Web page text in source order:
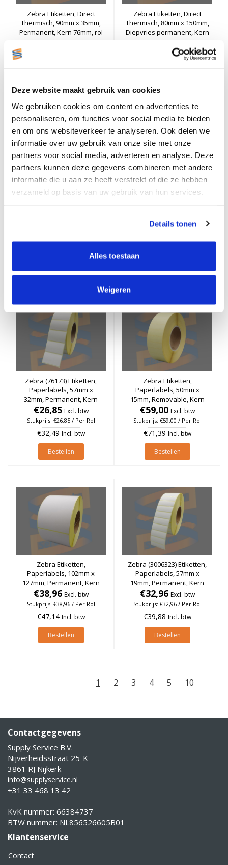
Deze website maakt gebruik van cookies
We gebruiken cookies om content en advertenties te
personaliseren, om functies voor social media te bieden
en om ons websiteverkeer te analyseren. Ook delen we
informatie over uw gebruik van onze site met onze
partners voor social media, adverteren en analyse. Deze
partners kunnen deze gegevens combineren met andere
informatie die u aan ze heeft verstrekt of die ze hebben
verzameld op basis van uw gebruik van hun services.
Details tonen
Alles toestaan
Weigeren
Zebra Etiketten, Direct
Thermisch, 90mm x 35mm,
Permanent, Kern 76mm, rol
à 4.000 stuks
€43,30
Zebra Etiketten, Direct
Thermisch, 80mm x 150mm,
Diepvries permanent, Kern
76mm, rol à 1.000 stuks
€49,98
Stukprijs: €49,98 / Per Rol
Zebra Etiketten, Direct
Zebra Etiketten, Kunststof,
à 2.500 stuks
€92,26 Excl. btw
Zebra (76173) Etiketten,
Paperlabels, 57mm x
32mm, Permanent, Kern
76mm, rol à 4.240 stuks
€26,85 Excl. btw
Stukprijs: €26,85 / Per Rol
€32,49 Incl. btw
Bestellen
Zebra Etiketten,
Paperlabels, 50mm x
15mm, Removable, Kern
76mm, rol à 7.500 stuks
€59,00 Excl. btw
Stukprijs: €59,00 / Per Rol
€71,39 Incl. btw
Bestellen
Zebra Etiketten,
Paperlabels, 102mm x
127mm, Permanent, Kern
76mm, rol à 1.152 stuks
€38,96 Excl. btw
Stukprijs: €38,96 / Per Rol
€47,14 Incl. btw
Bestellen
Zebra (3006323) Etiketten,
Paperlabels, 57mm x
19mm, Permanent, Kern
76mm, rol à 7.995 stuks
€32,96 Excl. btw
Stukprijs: €32,96 / Per Rol
€39,88 Incl. btw
Bestellen
1 2 3 4 5 10
Contactgegevens
Supply Service B.V.
Nijverheidsstraat 25-K
3861 RJ Nijkerk
info@supplyservice.nl
+31 33 468 13 42
KvK nummer: 66384737
BTW nummer: NL856526605B01
Klantenservice
Contact